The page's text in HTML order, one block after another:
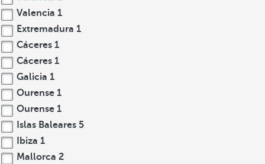
Valencia 1
Extremadura 1
Cáceres 1
Cáceres 1
Galicia 1
Ourense 1
Ourense 1
Islas Baleares 5
Ibiza 1
Mallorca 2